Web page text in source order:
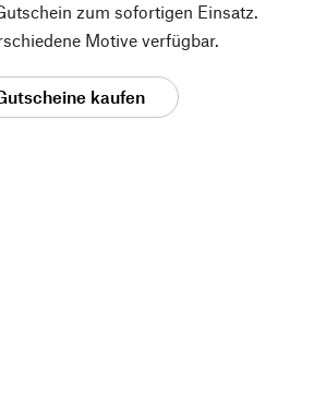
zum sofortigen Einsatz.
Motive verfügbar.
kaufen